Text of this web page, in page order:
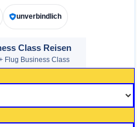
unverbindlich
Class Reisen
Flug Business Class